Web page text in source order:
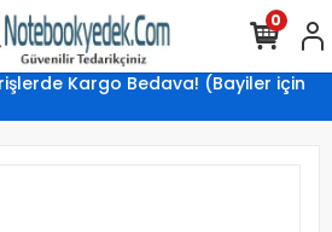
Kargo Bedava! (Bayiler için
0